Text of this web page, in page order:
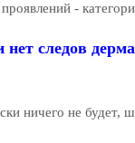
-
следов
ничего не будет,